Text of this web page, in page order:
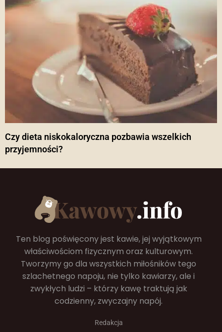
Czy dieta niskokaloryczna pozbawia wszelkich
przyjemności?
Ten blog poświęcony jest kawie, jej wyjątkowym
właściwościom fizycznym oraz kulturowym.
Tworzymy go dla wszystkich miłośników tego
szlachetnego napoju, nie tylko kawiarzy, ale i
zwykłych ludzi – którzy kawę traktują jak
codzienny, zwyczajny napój.
Redakcja